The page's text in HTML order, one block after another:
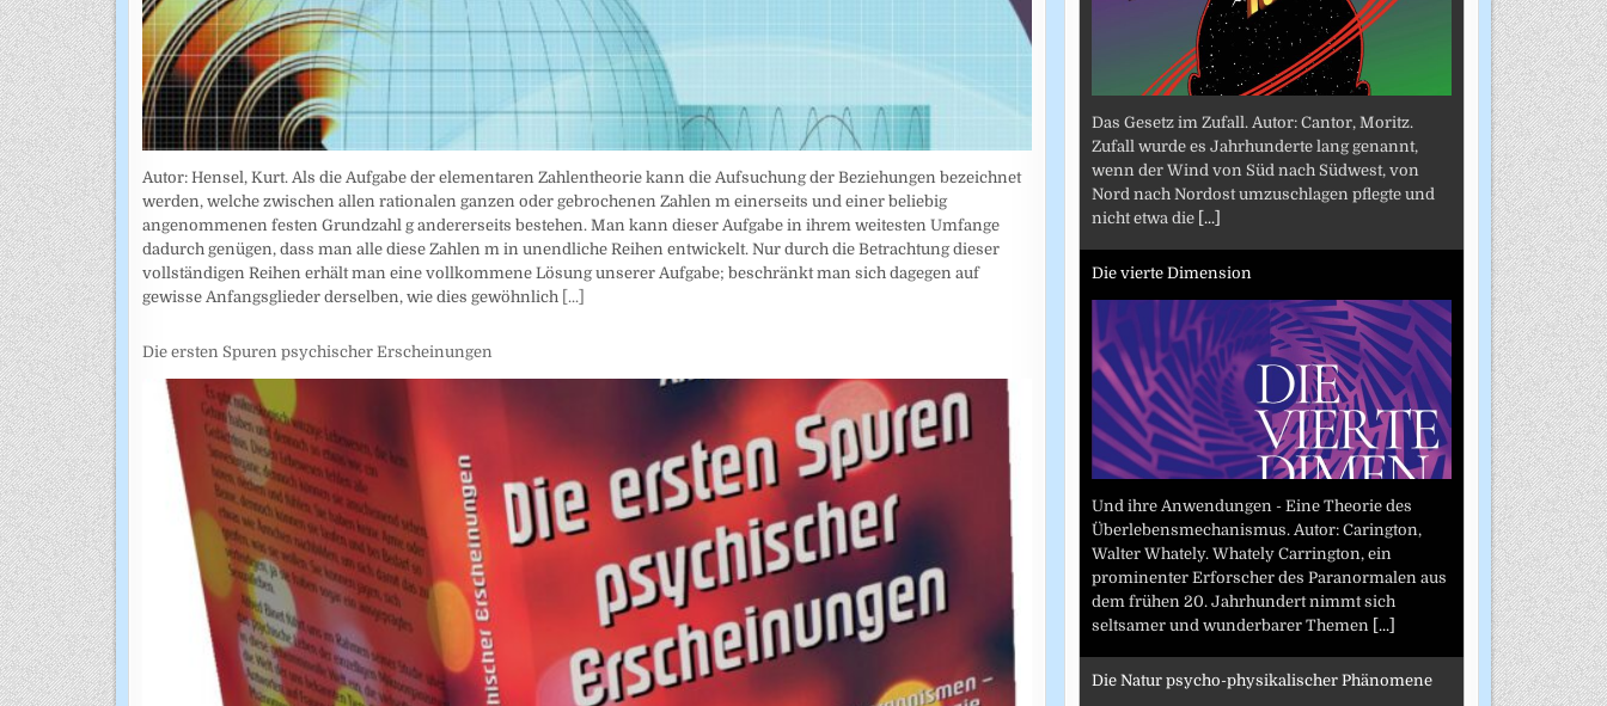
Autor: Hensel, Kurt. Als die Aufgabe der elementaren Zahlentheorie kann die Aufsuchung der Beziehungen bezeichnet
werden, welche zwischen allen rationalen ganzen oder gebrochenen Zahlen m einerseits und einer beliebig
angenommenen festen Grundzahl g andererseits bestehen. Man kann dieser Aufgabe in ihrem weitesten Umfange
dadurch genügen, dass man alle diese Zahlen m in unendliche Reihen entwickelt. Nur durch die Betrachtung dieser
vollständigen Reihen erhält man eine vollkommene Lösung unserer Aufgabe; beschränkt man sich dagegen auf
gewisse Anfangsglieder derselben, wie dies gewöhnlich [...]
Die ersten Spuren psychischer Erscheinungen
Das Gesetz im Zufall. Autor: Cantor, Moritz.
Zufall wurde es Jahrhunderte lang genannt,
wenn der Wind von Süd nach Südwest, von
Nord nach Nordost umzuschlagen pflegte und
nicht etwa die [...]
Die vierte Dimension
Und ihre Anwendungen - Eine Theorie des
Überlebensmechanismus. Autor: Carington,
Walter Whately. Whately Carrington, ein
prominenter Erforscher des Paranormalen aus
dem frühen 20. Jahrhundert nimmt sich
seltsamer und wunderbarer Themen [...]
Die Natur psycho-physikalischer Phänomene